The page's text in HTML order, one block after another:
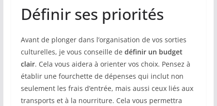
Définir ses priorités
Avant de plonger dans l’organisation de vos sorties
culturelles, je vous conseille de définir un budget
clair. Cela vous aidera à orienter vos choix. Pensez à
établir une fourchette de dépenses qui inclut non
seulement les frais d’entrée, mais aussi ceux liés aux
transports et à la nourriture. Cela vous permettra